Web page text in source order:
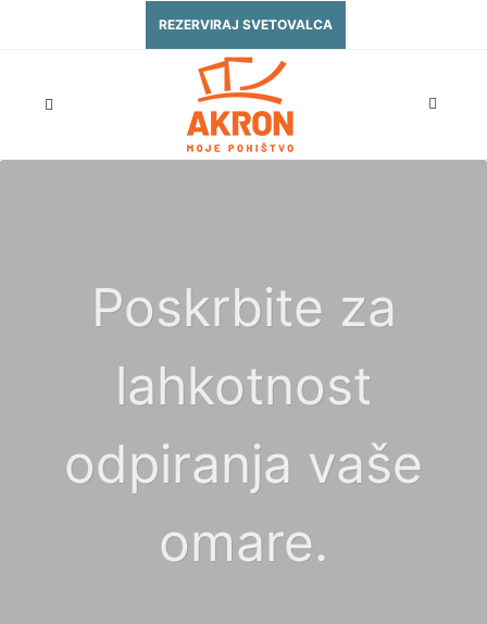
REZERVIRAJ SVETOVALCA
Poskrbite za
lahkotnost
odpiranja vaše
omare.